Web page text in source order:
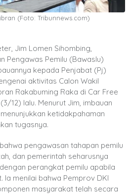
(Foto: Tribunnews.com)
Jim Lomen Sihombing,
Pengawas Pemilu (Bawaslu)
kepada Penjabat (Pj)
aktivitas Calon Wakil
Rakabuming Raka di Car Free
12) lalu. Menurut Jim, imbauan
ketidakpahaman
tugasnya.
pengawasan tahapan pemilu
dan pemerintah seharusnya
perangkat pemilu apabila
Ia menilai bahwa Pemprov DKI
masyarakat telah secara